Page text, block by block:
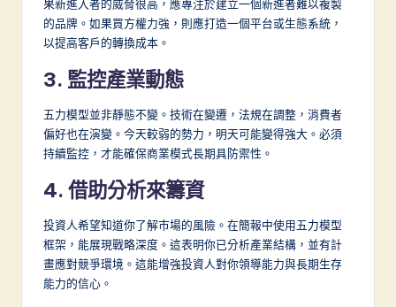
果新進入者的威脅很高，應專注於建立一個新進者難以複製
的品牌。如果買方權力強，則應打造一個平台或生態系統，
以提高客戶的轉換成本。
3. 監控產業動態
五力模型並非靜態不變。技術在變遷，法規在調整，消費者
偏好也在演變。今天較弱的勢力，明天可能變得強大。必須
持續監控，才能確保商業模式長期具防禦性。
4. 借助分析來籌資
投資人希望知道你了解市場的風險。在簡報中使用五力模型
框架，能展現戰略深度。這表明你已分析產業結構，並有計
畫應對競爭環境。這能增強投資人對你領導能力與長期生存
能力的信心。